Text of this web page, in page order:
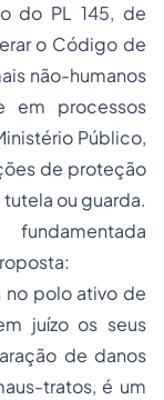
do PL 145, de
o Código de
não-humanos
em processos
Público,
de proteção
ou guarda.
no polo ativo de
juízo os seus
de danos
tratos, é um